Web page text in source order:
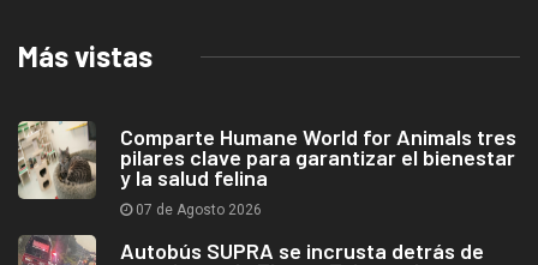
Más vistas
Comparte Humane World for Animals tres
pilares clave para garantizar el bienestar
y la salud felina
07 de Agosto 2026
Autobús SUPRA se incrusta detrás de